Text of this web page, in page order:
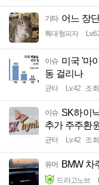
기타 어느 장
특대형피자
이슈 미국 '마
동 걸리나
균터 Lv.42 조
이슈 SK하이
추가 주주환
균터 Lv.42 조
유머 BMW 차
드라고노브